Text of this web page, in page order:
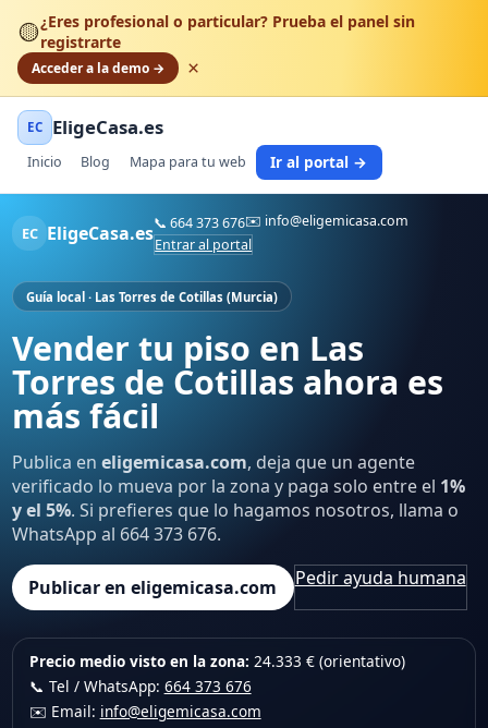
🟡¿Eres profesional o particular? Prueba el panel sin
registrarte
Acceder a la demo → ×
EC EligeCasa.es
Inicio Blog Mapa para tu web Ir al portal →
EC EligeCasa.es📞664 373 676✉️ info@eligemicasa.com
Entrar al portal
Guía local · Las Torres de Cotillas (Murcia)
Vender tu piso en Las
Torres de Cotillas ahora es
más fácil
Publica eneligemicasa.com, deja que un agente
verificado lo mueva por la zona y paga solo entre el 1%
y el 5%. Si prefieres que lo hagamos nosotros, llama o
WhatsApp al 664 373 676.
Publicar en eligemicasa.com Pedir ayuda humana
Precio medio visto en la zona: 24.333 € (orientativo)
📞 Tel / WhatsApp: 664 373 676
✉️ Email: info@eligemicasa.com